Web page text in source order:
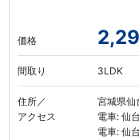
価格
間取り 3LDK
住所／
アクセス
宮城県仙
電車: 仙
電車: 仙